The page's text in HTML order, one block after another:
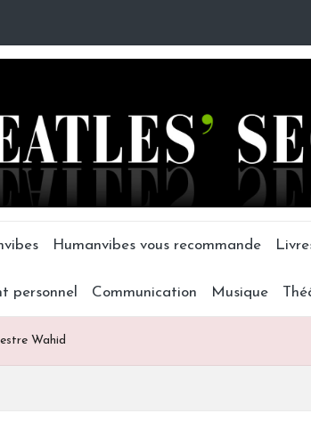
Humanvibes vous recommande
personnel Communication Musique
Wahid